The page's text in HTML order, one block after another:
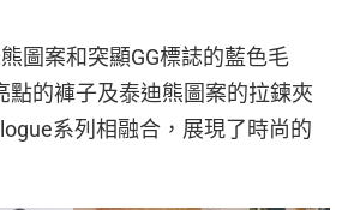
圖案和突顯GG標誌的藍色毛
點的褲子及泰迪熊圖案的拉鍊夾
系列相融合，展現了時尚的